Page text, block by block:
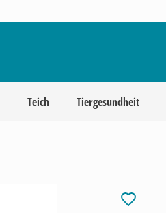
Teich Tiergesundheit